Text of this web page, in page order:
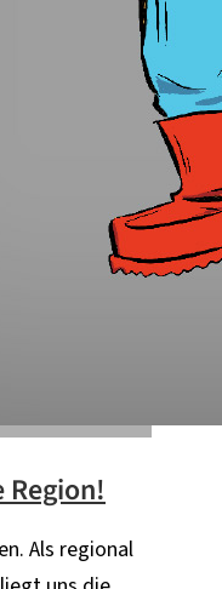
Region!
Als regional